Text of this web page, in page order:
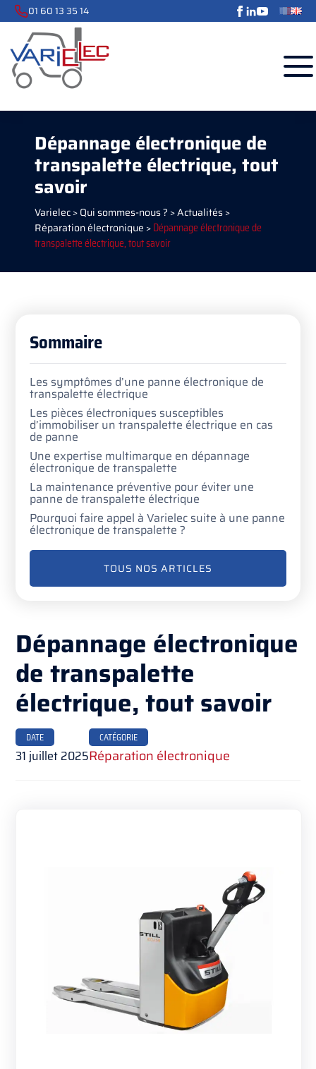
01 60 13 35 14
Dépannage électronique de
transpalette électrique, tout
savoir
Varielec>Qui sommes-nous ? >Actualités>
Réparation électronique >Dépannage électronique de
transpalette électrique, tout savoir
Sommaire
Les symptômes d’une panne électronique de
transpalette électrique
Les pièces électroniques susceptibles
d’immobiliser un transpalette électrique en cas
de panne
Une expertise multimarque en dépannage
électronique de transpalette
La maintenance préventive pour éviter une
panne de transpalette électrique
Pourquoi faire appel à Varielec suite à une panne
électronique de transpalette ?
TOUS NOS ARTICLES
Dépannage électronique
de transpalette
électrique, tout savoir
DATE
31 juillet 2025
CATÉGORIE
Réparation électronique